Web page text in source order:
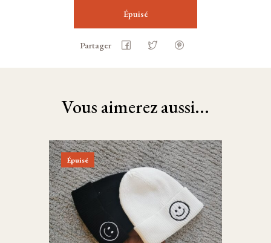
Épuisé
Partager
Vous aimerez aussi...
Épuisé